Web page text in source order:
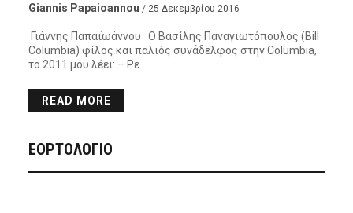
Giannis Papaioannou / 25 Δεκεμβρίου 2016
Γιάννης Παπαϊωάννου Ο Βασίλης Παναγιωτόπουλος (Bill
Columbia) φίλος και παλιός συνάδελφος στην Columbia,
το 2011 μου λέει: – Ρε…
READ MORE
ΕΟΡΤΟΛΟΓΙΟ